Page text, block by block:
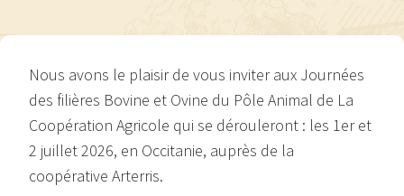
Nous avons le plaisir de vous inviter aux Journées
des filières Bovine et Ovine du Pôle Animal de La
Coopération Agricole qui se dérouleront : les 1er et
2 juillet 2026, en Occitanie, auprès de la
coopérative Arterris.